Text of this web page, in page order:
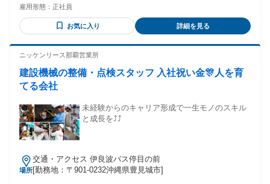
・交通費（1日1,120円） ・役職手当 ・免許奨励給（1資格に
当 ・精皆勤手当 ・生活手当 ・家族手当
【歓迎】 大型自動車第一種免許をお持ちの方 小型船舶免許を
お持ちの方 石油製品の配送や取扱経験がある方 基本的なPC
操作ができる方 【こんな方に向いています】 資格を活かし
たい方 沖縄で転勤なく働きたい方 空港や航空機に関わる仕事
らインフラを支える仕事に挑戦したい方
雇用形態： 正社員
お気に入り 詳細を見る
ニッケンリース那覇営業所
建設機械の整備・点検スタッフ 入社祝い金🎊人を育
てる会社
未経験からのキャリア形成で一生モノのスキル
と成長を⤴️⤴️
場所
交通・アクセス 伊良波バス停目の前
[勤務地：〒901-0232沖縄県豊見城市]